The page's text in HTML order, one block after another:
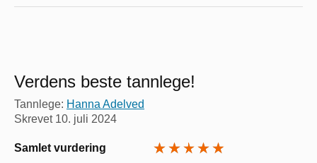
Verdens beste tannlege!
Tannlege: Hanna Adelved
Skrevet 10. juli 2024
Samlet vurdering